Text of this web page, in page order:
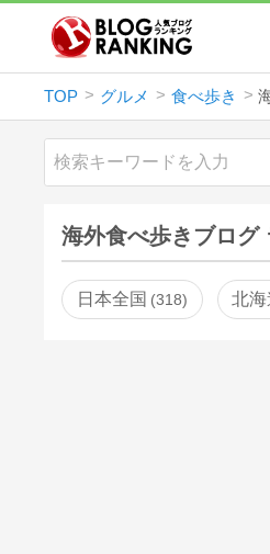
TOP グルメ 食べ歩き
海外食べ歩きブログ
日本全国 318 北海